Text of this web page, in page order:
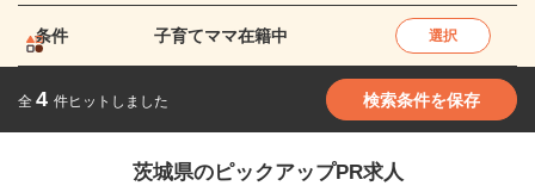
条件 子育てママ在籍中 選択
全 4 件ヒットしました 検索条件を保存
茨城県のピックアップPR求人